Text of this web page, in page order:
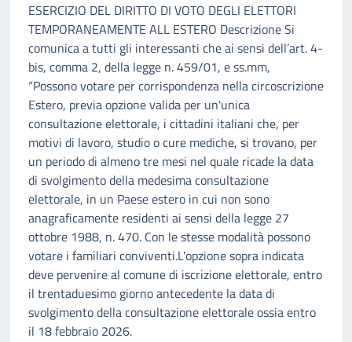
ESERCIZIO DEL DIRITTO DI VOTO DEGLI ELETTORI
TEMPORANEAMENTE ALL ESTERO Descrizione Si
comunica a tutti gli interessanti che ai sensi dell’art. 4-
bis, comma 2, della legge n. 459/01, e ss.mm,
“Possono votare per corrispondenza nella circoscrizione
Estero, previa opzione valida per un'unica
consultazione elettorale, i cittadini italiani che, per
motivi di lavoro, studio o cure mediche, si trovano, per
un periodo di almeno tre mesi nel quale ricade la data
di svolgimento della medesima consultazione
elettorale, in un Paese estero in cui non sono
anagraficamente residenti ai sensi della legge 27
ottobre 1988, n. 470. Con le stesse modalità possono
votare i familiari conviventi.L'opzione sopra indicata
deve pervenire al comune di iscrizione elettorale, entro
il trentaduesimo giorno antecedente la data di
svolgimento della consultazione elettorale ossia entro
il 18 febbraio 2026.